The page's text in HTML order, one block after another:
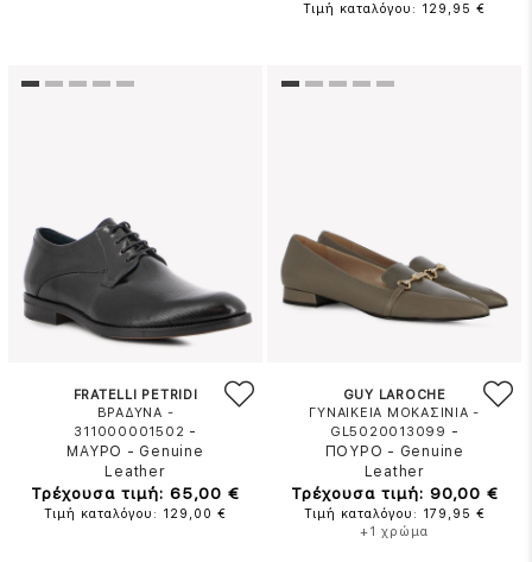
Τιμή καταλόγου: 129,95 €
FRATELLI PETRIDI
ΒΡΑΔΥΝΑ -
311000001502 -
ΜΑΥΡΟ - Genuine
Leather
Τρέχουσα τιμή: 65,00 €
Τιμή καταλόγου: 129,00 €
GUY LAROCHE
ΓΥΝΑΙΚΕΙΑ ΜΟΚΑΣΙΝΙΑ -
GL5020013099 -
ΠΟΥΡΟ - Genuine
Leather
Τρέχουσα τιμή: 90,00 €
Τιμή καταλόγου: 179,95 €
+1 χρώμα